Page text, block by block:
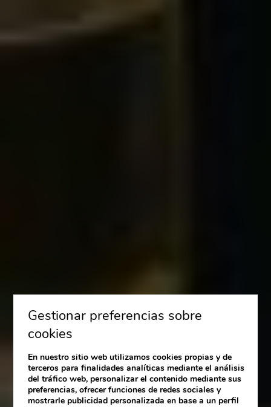
Gestionar preferencias sobre
cookies
En nuestro sitio web utilizamos cookies propias y de
terceros para finalidades analíticas mediante el análisis
del tráfico web, personalizar el contenido mediante sus
preferencias, ofrecer funciones de redes sociales y
mostrarle publicidad personalizada en base a un perfil